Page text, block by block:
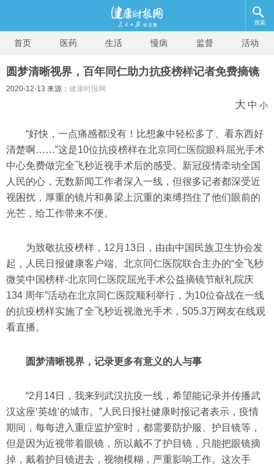
搜索
首页 医药 生活 慢病 监督 活动
圆梦清晰视界，百年同仁助力抗疫榜样记者免费摘镜
2020-12-13 来源： 健康时报网
大 中 小
“好快，一点痛感都没有！比想象中轻松多了、看东西好
清楚啊……”这是10位抗疫榜样在北京同仁医院眼科屈光手术
中心免费做完全飞秒近视手术后的感受。新冠疫情牵动全国
人民的心，无数新闻工作者深入一线，但很多记者都深受近
视困扰，厚重的镜片和鼻梁上沉重的束缚挡住了他们眼前的
光芒，给工作带来不便。
为致敬抗疫榜样，12月13日，由由中国民族卫生协会发
起，人民日报健康客户端、北京同仁医院联合主办的“全飞秒
微笑中国榜样-北京同仁医院屈光手术公益摘镜节献礼院庆
134 周年”活动在北京同仁医院顺利举行，为10位奋战在一线
的抗疫榜样实施了全飞秒近视激光手术，505.3万网友在线观
看直播。
圆梦清晰视界，记录更多有意义的人与事
“2月14日，我来到武汉抗疫一线，希望能记录并传播武
汉这座‘英雄’的城市。”人民日报社健康时报记者表示，疫情
期间，每每进入重症监护室时，都需要防护服、护目镜等，
但是因为近视带着眼镜，所以戴不了护目镜，只能把眼镜摘
掉，戴着护目镜进去，视物模糊，严重影响工作。这次手